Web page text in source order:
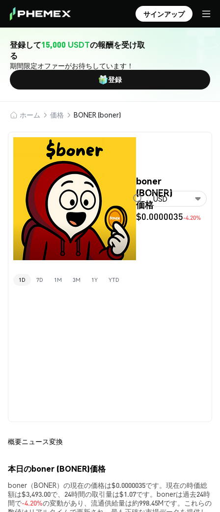
サインアップ
登録して15,000 USDTの報酬を受け取
る
期間限定オファーがお待ちしています！
登録
ホーム 価格 BONER (boner)
boner
(BONER)
価格
$0.0000035-4.20%
USD
1D 7D 1M 3M 1Y YTD
概要ニュース変換
本日のboner (BONER)価格
boner（BONER）の現在の価格は$0.0000035です。現在の時価総
額は$3,493.00で、24時間の取引量は$1.07です。bonerは過去24時
間で-4.20%の変動があり、流通供給量は約998.45Mです。これらの